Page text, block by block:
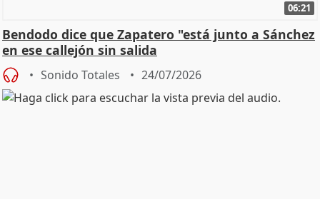
06:21
Bendodo dice que Zapatero "está junto a Sánchez
en ese callejón sin salida
Sonido Totales 24/07/2026